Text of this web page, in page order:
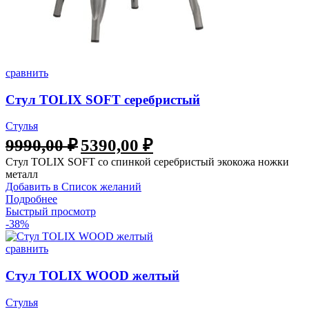
сравнить
Стул TOLIX SOFT серебристый
Стулья
9990,00₽5390,00 ₽
Стул TOLIX SOFT со спинкой серебристый экокожа ножки
металл
Добавить в Список желаний
Подробнее
Быстрый просмотр
-38%
сравнить
Стул TOLIX WOOD желтый
Стулья